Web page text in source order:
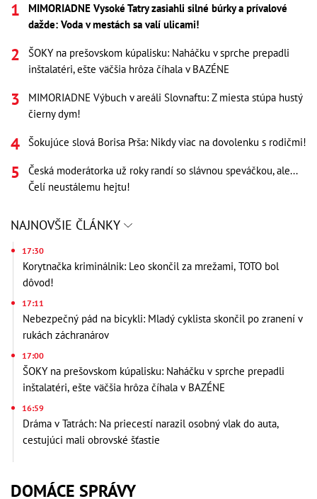
MIMORIADNE Vysoké Tatry zasiahli silné búrky a prívalové
dažde: Voda v mestách sa valí ulicami!
ŠOKY na prešovskom kúpalisku: Naháčku v sprche prepadli
inštalatéri, ešte väčšia hrôza číhala v BAZÉNE
MIMORIADNE Výbuch v areáli Slovnaftu: Z miesta stúpa hustý
čierny dym!
Šokujúce slová Borisa Prša: Nikdy viac na dovolenku s rodičmi!
Česká moderátorka už roky randí so slávnou speváčkou, ale...
Čelí neustálemu hejtu!
NAJNOVŠIE ČLÁNKY
17:30
Korytnačka kriminálnik: Leo skončil za mrežami, TOTO bol
dôvod!
17:11
Nebezpečný pád na bicykli: Mladý cyklista skončil po zranení v
rukách záchranárov
17:00
ŠOKY na prešovskom kúpalisku: Naháčku v sprche prepadli
inštalatéri, ešte väčšia hrôza číhala v BAZÉNE
16:59
Dráma v Tatrách: Na priecestí narazil osobný vlak do auta,
cestujúci mali obrovské šťastie
DOMÁCE SPRÁVY